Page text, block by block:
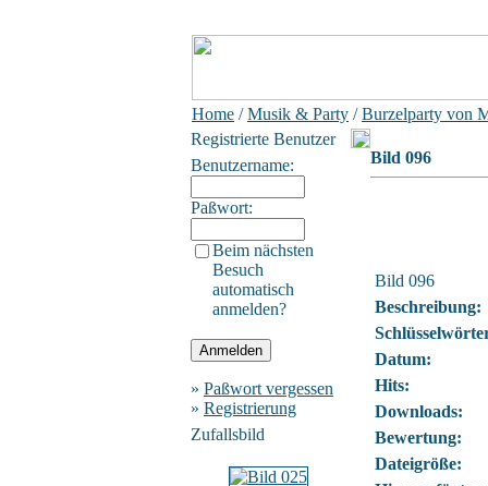
Home /Musik & Party /Burzelparty von
Registrierte Benutzer
Benutzername:
Paßwort:
Beim nächsten
Besuch
automatisch
anmelden?
» Paßwort vergessen
» Registrierung
Zufallsbild
Bild 096
Bild 096
Beschreibung:
Datum:
Hits:
Downloads:
Bewertung:
Dateigröße: